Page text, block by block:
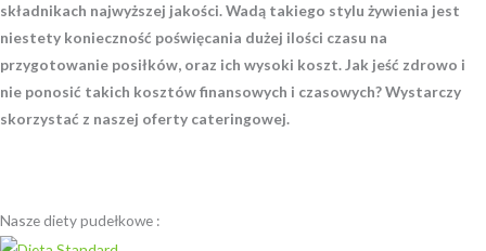
składnikach najwyższej jakości. Wadą takiego stylu żywienia jest
niestety konieczność poświęcania dużej ilości czasu na
przygotowanie posiłków, oraz ich wysoki koszt. Jak jeść zdrowo i
nie ponosić takich kosztów finansowych i czasowych? Wystarczy
skorzystać z naszej oferty cateringowej.
Nasze diety pudełkowe :